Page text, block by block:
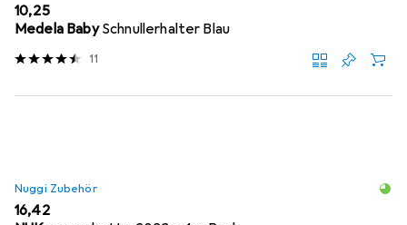
EUR
10,25
Medela Baby Schnullerhalter Blau
11
Nuggi Zubehör
EUR
16,42